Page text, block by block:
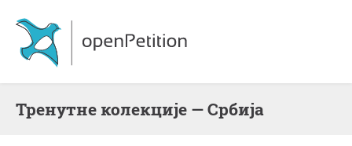
Тренутне колекције — Србија